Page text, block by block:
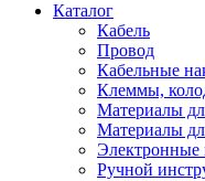
Каталог
Кабель
Провод
Кабельные
Клеммы,
Материалы
Материалы
Электронные
Ручной